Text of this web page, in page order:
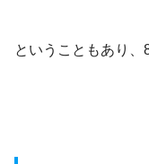
ということもあり、